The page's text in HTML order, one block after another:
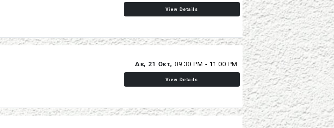
View Details
Δε, 21 Οκτ, 09:30 PM - 11:00 PM
View Details